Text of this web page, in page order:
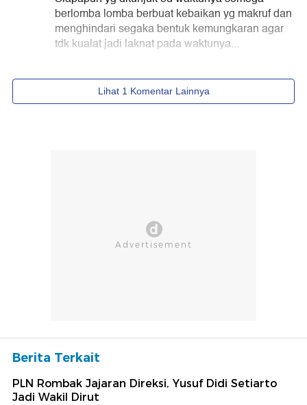
Berita Terkait
PLN Rombak Jajaran Direksi, Yusuf Didi Setiarto
Jadi Wakil Dirut